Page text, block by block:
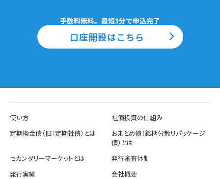
していただくこと、音声を録音させていただくこと
お客様と当社の提携先（情報提供元、広告主、広告配信先な
どを含みます。以下｢提携先等｣といいます。）などとの間で
なされたお客様の個人情報を含む取引記録や決済に関する情
報を、提携先等から取得すること
データベース・サービス事業者等の第三者から個人情報を取
当社は、お客様の同意を得た場合及び法令等により例外として取
個人情報を取扱います。個人番号については、法令で定められた
範囲内でのみ取扱います。詳細は別紙のとおりです。
4. 安全管理措置
めます。また、お客様の個人情報等の漏えい等を防止するため、
手数料無料。最短3分で申込完了
口座開設はこちら
使い方
社債投資の仕組み
定期換金債（旧：定期社債）とは
おまとめ債（銘柄分散リパッケージ
債）とは
セカンダリーマーケットとは
発行審査体制
発行実績
会社概要